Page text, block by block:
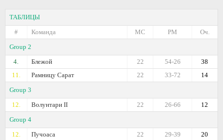
ТАБЛИЦЫ
#
Команда Оч.
РМ
МС
Group 2
4.
Блежой 38
54-26
22
11.
Рамницу Сарат 14
33-72
22
Group 3
12.
Волунтари II 12
26-66
22
Group 4
12.
Пучоаса 20
29-39
22